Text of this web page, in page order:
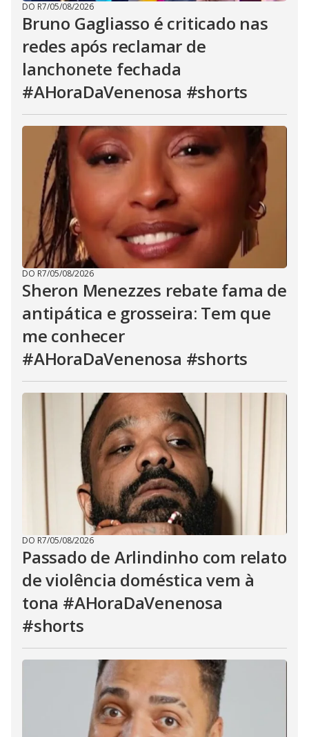
DO R7/05/08/2026
Bruno Gagliasso é criticado nas
redes após reclamar de
lanchonete fechada
#AHoraDaVenenosa #shorts
DO R7/05/08/2026
Sheron Menezzes rebate fama de
antipática e grosseira: Tem que
me conhecer
#AHoraDaVenenosa #shorts
DO R7/05/08/2026
Passado de Arlindinho com relato
de violência doméstica vem à
tona #AHoraDaVenenosa
#shorts